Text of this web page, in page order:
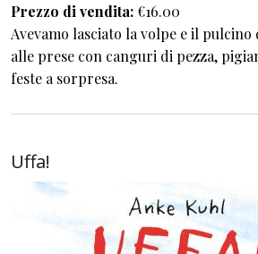
Prezzo di vendita €16.00
Avevamo lasciato la volpe e il pulcino
alle prese con canguri di pezza,
feste a sorpresa.
Uffa!